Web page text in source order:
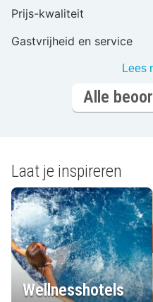
Prijs-kwaliteit
Gastvrijheid en service
Lees
Alle
Laat je inspireren
Wellnesshotels